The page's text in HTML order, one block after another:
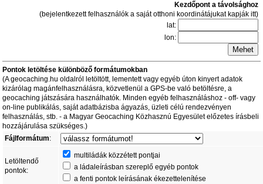
Kezdőpont a távolsághoz
(bejelentkezett felhasználók a saját otthoni koordinátájukat kapják itt)
lat:
lon:
Pontok letöltése különböző formátumokban
(A geocaching.hu oldalról letöltött, lementett vagy egyéb úton kinyert adatok
kizárólag magánfelhasználásra, közvetlenül a GPS-be való betöltésre, a
geocaching játszására használhatók. Minden egyéb felhasználáshoz - off- vagy
on-line publikálás, saját adatbázisba ágyazás, üzleti célú rendezvényen
felhasználás, stb. - a Magyar Geocaching Közhasznú Egyesület előzetes írásbeli
hozzájárulása szükséges.)
Fájlformátum:
Letöltendő
pontok:
multiládák közzétett pontjai
a ládaleírásban szereplő egyéb pontok
a fenti pontok leírásának ékezettelenítése